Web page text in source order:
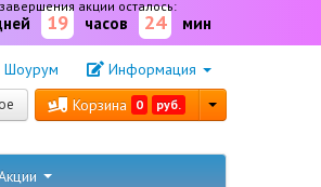
акции осталось:
19 часов 24 мин
Шоурум Информация
Корзина 0 руб.